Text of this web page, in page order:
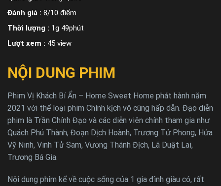
Đánh giá : 8/10 điểm
Thời lượng : 1g 49phút
Lượt xem : 45 view
NỘI DUNG PHIM
Phim Vị Khách Bí Ẩn – Home Sweet Home phát hành năm
2021 với thể loại phim Chính kịch vô cùng hấp dẫn. Đạo diễn
phim là Trần Chính Đạo và các diễn viên chính tham gia như
Quách Phú Thành, Đoạn Dịch Hoành, Trương Tử Phong, Hứa
Vỹ Ninh, Vinh Tử Sam, Vương Thánh Địch, Lã Duật Lai,
Trương Bá Gia.
Nội dung phim kể về cuộc sống của 1 gia đình giàu có, rất